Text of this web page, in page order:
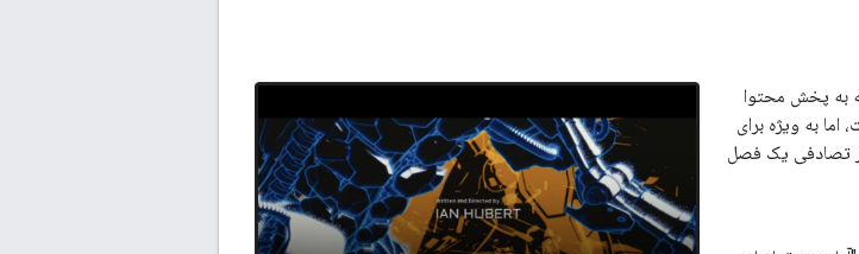
به پخش محتوا
به ویژه برای
تصادفی یک فصل